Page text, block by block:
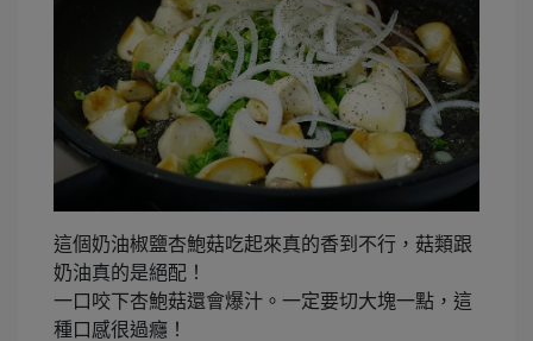
這個奶油椒鹽杏鮑菇吃起來真的香到不行，菇類跟
奶油真的是絕配！
一口咬下杏鮑菇還會爆汁。一定要切大塊一點，這
種口感很過癮！